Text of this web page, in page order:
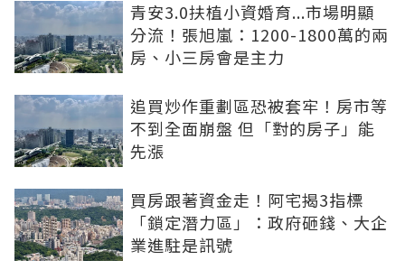
青安3.0扶植小資婚育...市場明顯
分流！張旭嵐：1200-1800萬的兩
房、小三房會是主力
追買炒作重劃區恐被套牢！房市等
不到全面崩盤 但「對的房子」能
先漲
買房跟著資金走！阿宅揭3指標
「鎖定潛力區」：政府砸錢、大企
業進駐是訊號